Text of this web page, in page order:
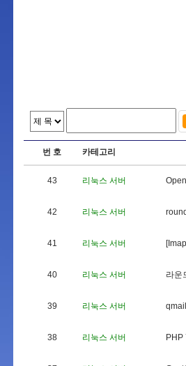
번 호 카테고리
43 리눅스 서버 Open
42 리눅스 서버 roun
41 리눅스 서버 [Imap
40 리눅스 서버 라운
39 리눅스 서버 qmai
38 리눅스 서버 PH P